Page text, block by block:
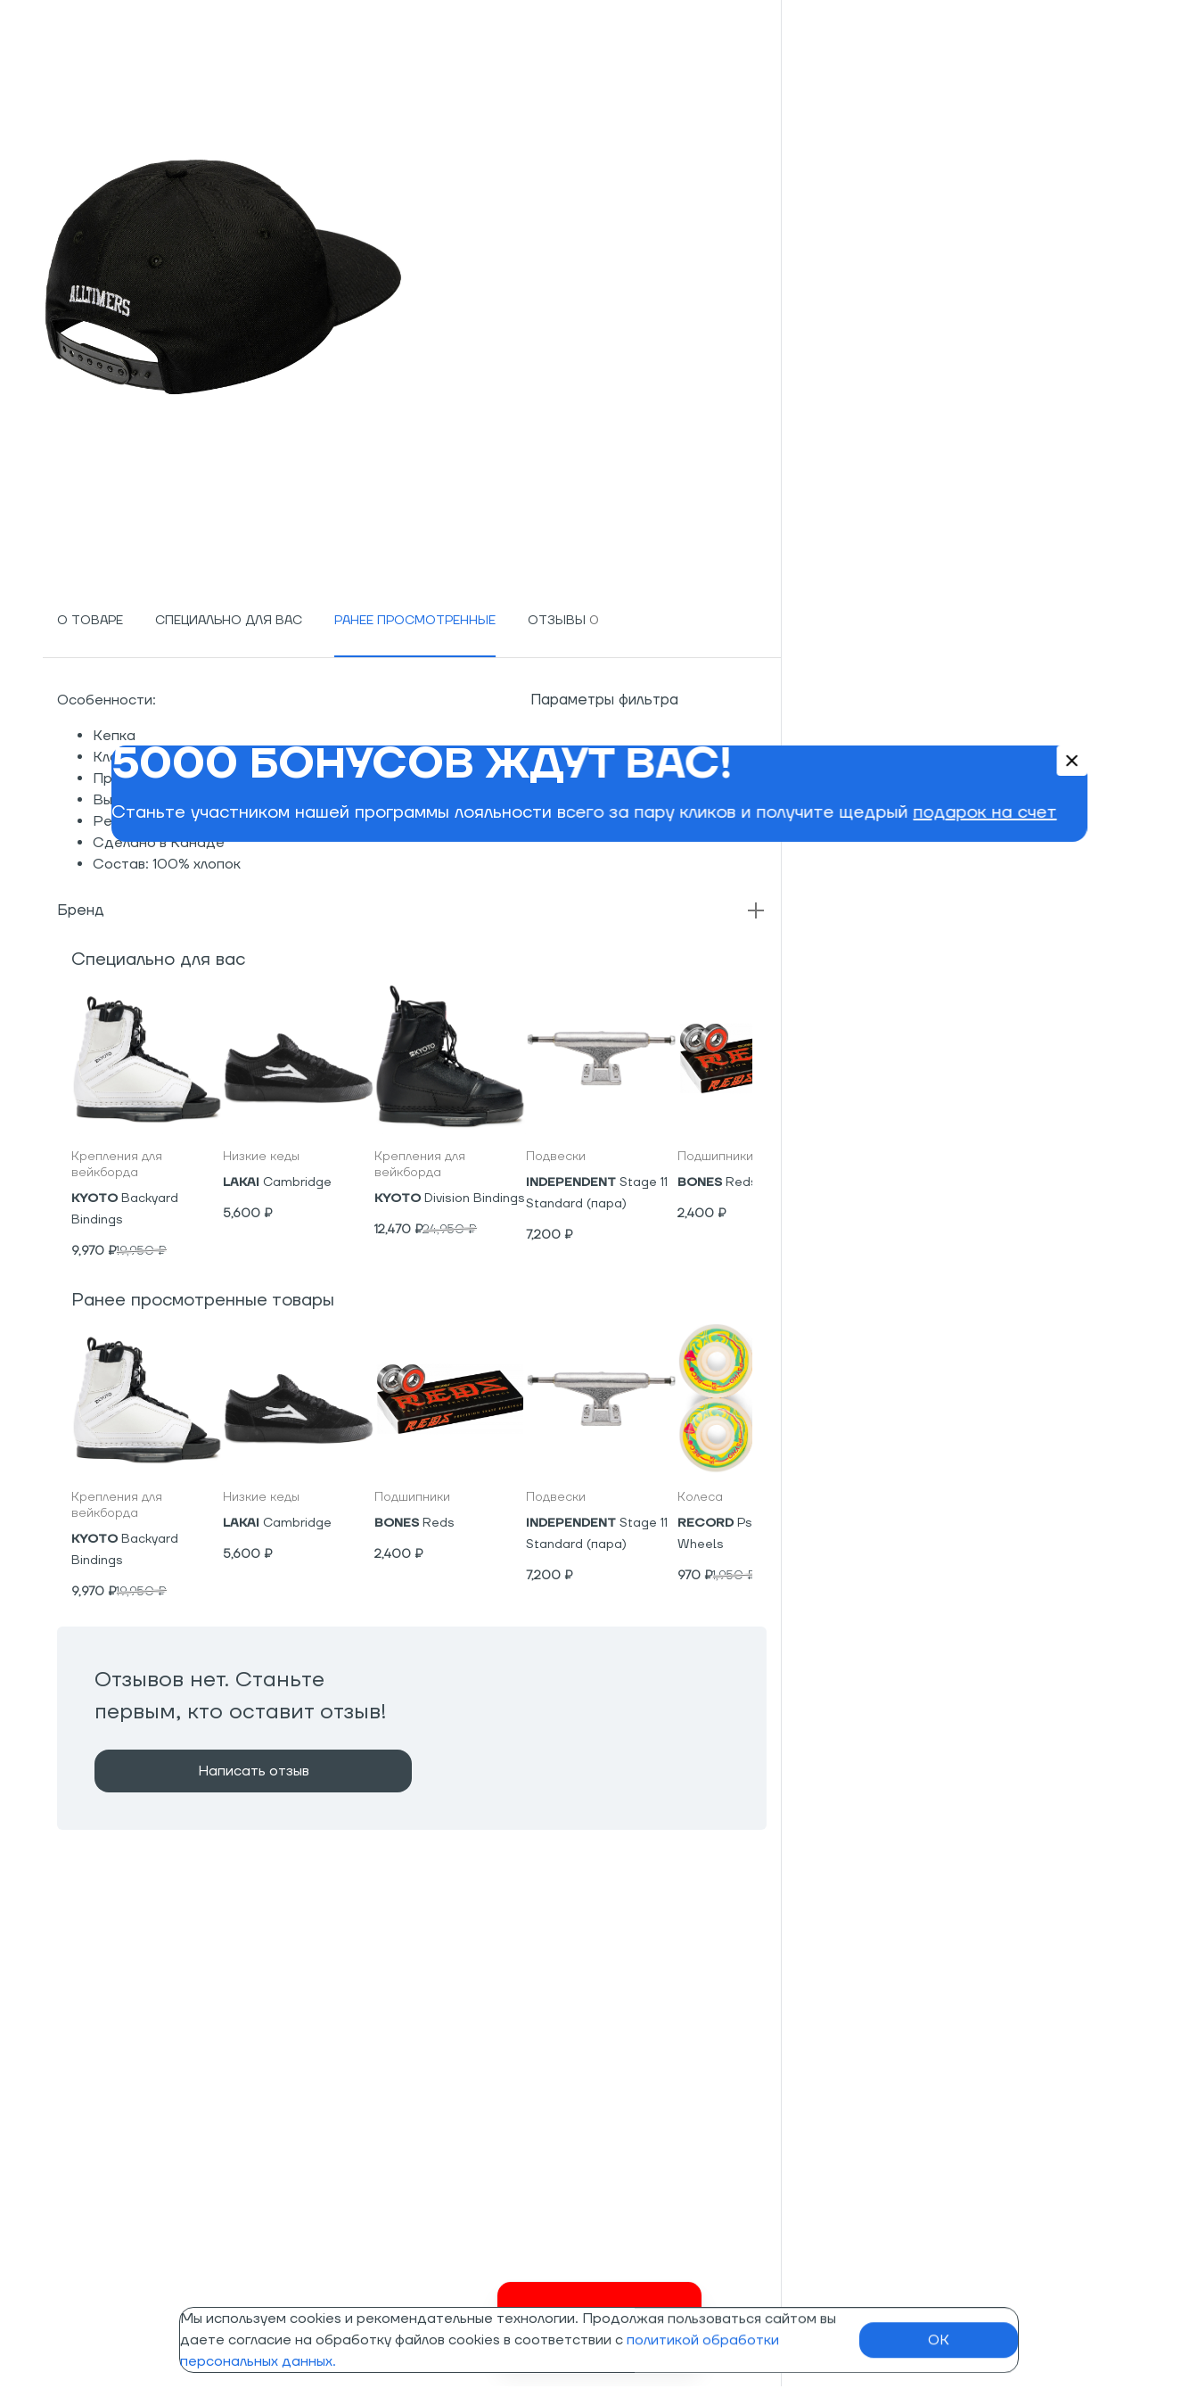
О ТОВАРЕ СПЕЦИАЛЬНО ДЛЯ ВАС РАНЕЕ ПРОСМОТРЕННЫЕ ОТЗЫВЫ
Особенности:
Кепка
Классический шестпанельный дизайн
Прошитый козырек
Вышивки спереди и сзади
Ремешок для регулировки размера
Сделано в Канаде
Состав: 100% хлопок
Параметры фильтра
Бренд
Специально для вас
Крепления для
вейкборда
KYOTO Backyard
Bindings
9,970 ₽19,950₽
Низкие кеды
LAKAI Cambridge
5,600 ₽
Крепления для
вейкборда
KYOTO Division Bindings
12,470 ₽24,950₽
Подвески
INDEPENDENT Stage 11
Standard (пара)
7,200 ₽
Подшипники
BONES Reds
2,400 ₽
Ранее просмотренные товары
Крепления для
вейкборда
KYOTO Backyard
Bindings
9,970 ₽19,950₽
Низкие кеды
LAKAI Cambridge
5,600 ₽
Подшипники
BONES Reds
2,400 ₽
Подвески
INDEPENDENT Stage 11
Standard (пара)
7,200 ₽
Колеса
RECORD Psyho V5
Wheels
970 ₽1,950₽
Отзывов нет. Станьте
первым, кто оставит отзыв!
Написать отзыв
Invalid csrf token
5000 БОНУСОВ ЖДУТ ВАС!
Станьте участником нашей программы лояльности всего за пару кликов и получите щедрый подарок на счет
Мы используем cookies и рекомендательные технологии. Продолжая пользоваться сайтом вы
даете согласие на обработку файлов cookies в соответствии с политикой обработки
персональных данных.
OK